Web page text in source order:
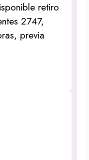
retiro
2747,
previa